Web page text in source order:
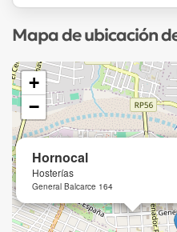
Mapa de ubicación
Hornocal
Hosterías
General Balcarce 164
+
−